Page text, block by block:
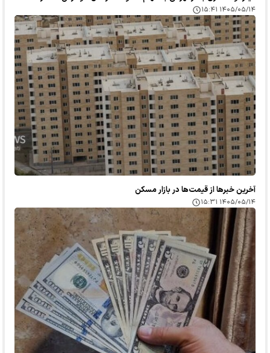
۱۴۰۵/۰۵/۱۴ ۱۵:۴۱
آخرین خبر‌ها از قیمت‌ها در بازار مسکن
۱۴۰۵/۰۵/۱۴ ۱۵:۳۱